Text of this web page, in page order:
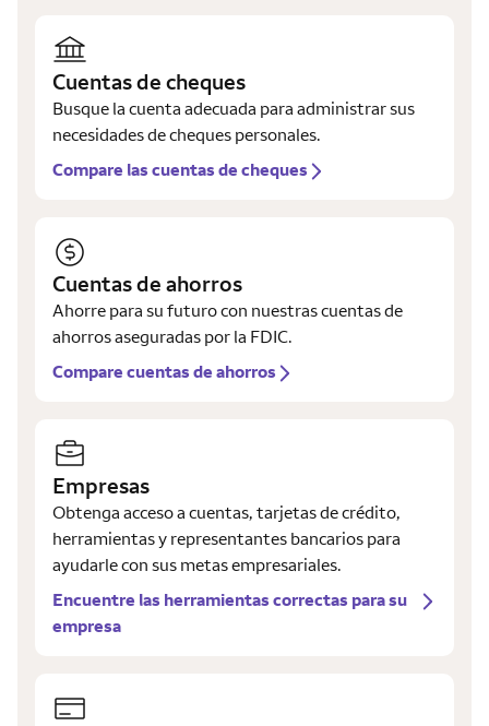
Cuentas de cheques
Busque la cuenta adecuada para administrar sus
necesidades de cheques personales.
Compare las cuentas de cheques
Cuentas de ahorros
Ahorre para su futuro con nuestras cuentas de
ahorros aseguradas por la FDIC.
Compare cuentas de ahorros
Empresas
Obtenga acceso a cuentas, tarjetas de crédito,
herramientas y representantes bancarios para
ayudarle con sus metas empresariales.
Encuentre las herramientas correctas para su
empresa